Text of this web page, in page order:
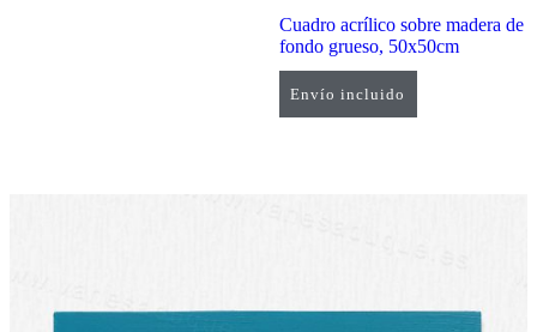
Envío incluido
Cuadro acrílico sobre madera de
fondo grueso, 50x50cm
Añadir al carrito